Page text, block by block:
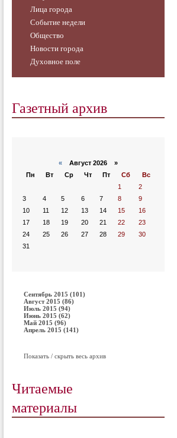
Лица города
Событие недели
Общество
Новости города
Духовное поле
Газетный архив
« Август 2026 »
Пн
Вт Ср Чт Пт Сб
Вс
1
2
3
4 5 6 7 8
9
10
11 12 13 14 15
16
17
18 19 20 21 22
23
24
25 26 27 28 29
30
31
Сентябрь 2015 (101)
Август 2015 (86)
Июль 2015 (94)
Июнь 2015 (62)
Май 2015 (96)
Апрель 2015 (141)
Показать / скрыть весь архив
Читаемые
материалы